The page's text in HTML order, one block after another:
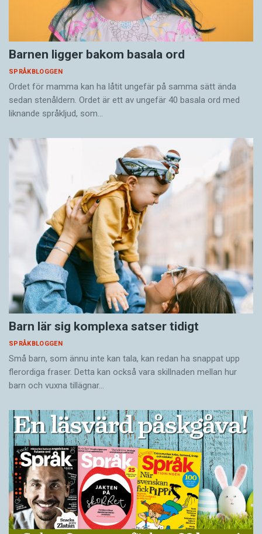
Barnen ligger bakom basala ord
SPRÅKBLOGGEN
Ordet för mamma kan ha låtit ungefär på samma sätt ända
sedan stenåldern. Ordet är ett av ungefär 40 basala ord med
liknande språkljud, som…
Barn lär sig komplexa satser tidigt
SPRÅKBLOGGEN
Små barn, som ännu inte kan tala, kan redan ha snappat upp
flerordiga fraser. Detta kan också vara skillnaden mellan hur
barn och vuxna tillägnar…